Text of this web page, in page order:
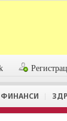
ФИНАНСИ